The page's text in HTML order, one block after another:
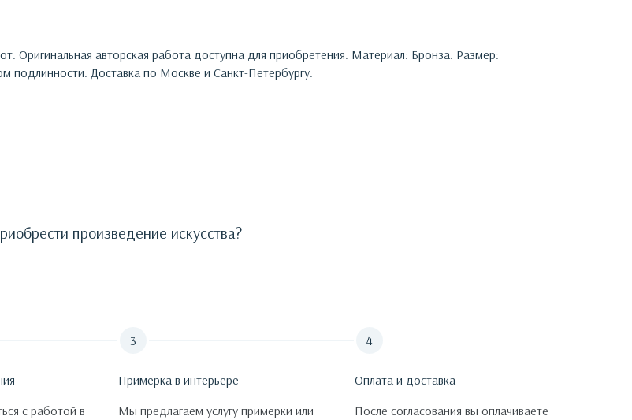
. Оригинальная авторская работа доступна для приобретения. Материал: Бронза. Размер:
подлинности. Доставка по Москве и Санкт-Петербургу.
произведение искусства?
с работой в
Примерка в интерьере
Мы предлагаем услугу примерки или
Оплата и доставка
После согласования вы оплачиваете